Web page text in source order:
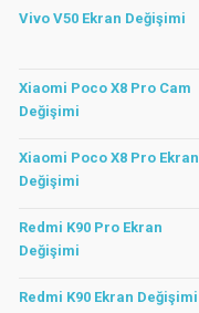
Vivo V50 Ekran Değişimi
Xiaomi Poco X8 Pro Cam
Değişimi
Xiaomi Poco X8 Pro Ekran
Değişimi
Redmi K90 Pro Ekran
Değişimi
Redmi K90 Ekran Değişimi